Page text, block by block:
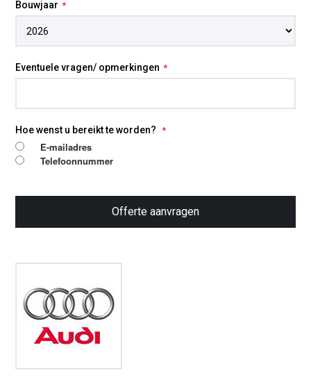
Bouwjaar
Eventuele vragen/ opmerkingen
Hoe wenst u bereikt te worden?
E-mailadres
Telefoonnummer
Offerte aanvragen